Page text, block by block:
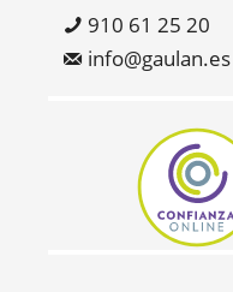
910 61 25 20
info@gaulan.es